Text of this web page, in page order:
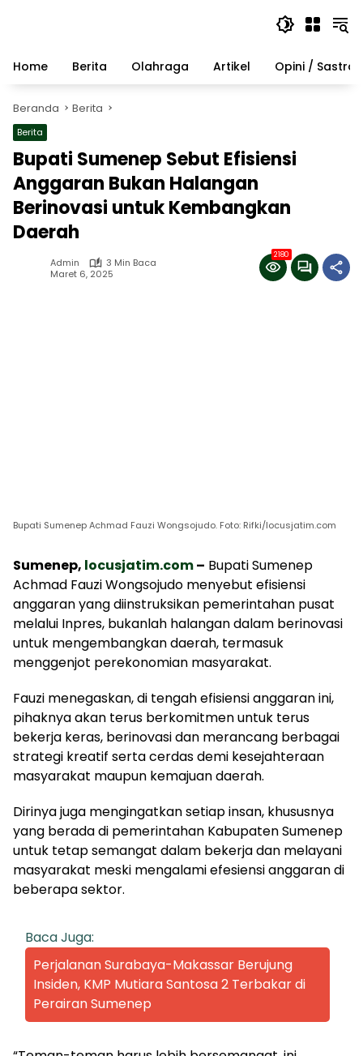
Home
Berita Olahraga Artikel Opini / Sastra
Beranda Berita
Berita
Bupati Sumenep Sebut Efisiensi
Anggaran Bukan Halangan
Berinovasi untuk Kembangkan
Daerah
Admin
3 Min Baca
Maret 6, 2025
2180
Bupati Sumenep Achmad Fauzi Wongsojudo. Foto: Rifki/locusjatim.com
Sumenep, locusjatim.com– Bupati Sumenep
Achmad Fauzi Wongsojudo menyebut efisiensi
anggaran yang diinstruksikan pemerintahan pusat
melalui Inpres, bukanlah halangan dalam berinovasi
untuk mengembangkan daerah, termasuk
menggenjot perekonomian masyarakat.
Fauzi menegaskan, di tengah efisiensi anggaran ini,
pihaknya akan terus berkomitmen untuk terus
bekerja keras, berinovasi dan merancang berbagai
strategi kreatif serta cerdas demi kesejahteraan
masyarakat maupun kemajuan daerah.
Dirinya juga mengingatkan setiap insan, khususnya
yang berada di pemerintahan Kabupaten Sumenep
untuk tetap semangat dalam bekerja dan melayani
masyarakat meski mengalami efesiensi anggaran di
beberapa sektor.
Baca Juga:
Perjalanan Surabaya-Makassar Berujung
Insiden, KMP Mutiara Santosa 2 Terbakar di
Perairan Sumenep